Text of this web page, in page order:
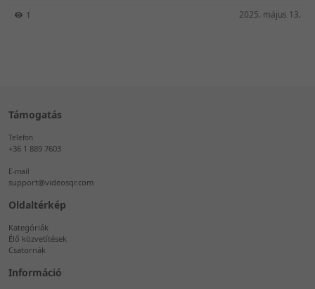
1 2025. május 13.
Támogatás
Telefon
+36 1 889 7603
E-mail
support@videosqr.com
Oldaltérkép
Kategóriák
Élő közvetítések
Csatornák
Információ